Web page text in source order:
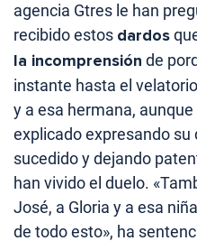
agencia Gtres le han
recibido estos dardos
la incomprensión de
instante hasta el
y a esa hermana,
explicado expresando
sucedido y dejando
han vivido el duelo.
José, a Gloria y a esa
de todo esto», ha